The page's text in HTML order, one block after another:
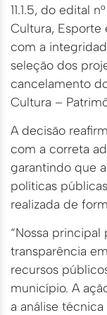
11.1.5, do edital
Cultura, Esporte
com a
seleção dos
cancelamento
Cultura –
A decisão
com a correta
garantindo que
políticas
realizada de
“Nossa
transparência
recursos
município. A
a análise